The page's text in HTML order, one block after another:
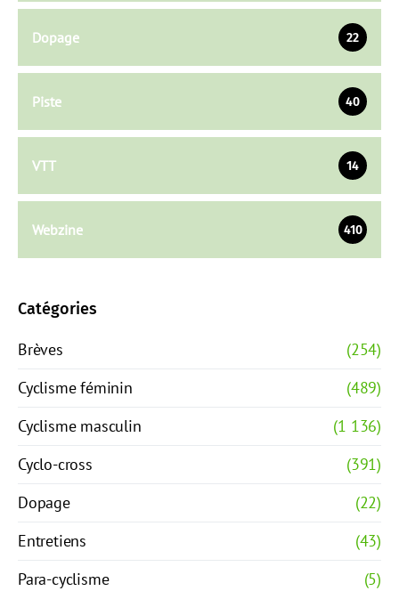
Dopage 22
Piste 40
VTT 14
Webzine 410
Catégories
Brèves
(254)
Cyclisme féminin
(489)
Cyclisme masculin
(1 136)
Cyclo-cross
(391)
Dopage
(22)
Entretiens
(43)
Para-cyclisme
(5)